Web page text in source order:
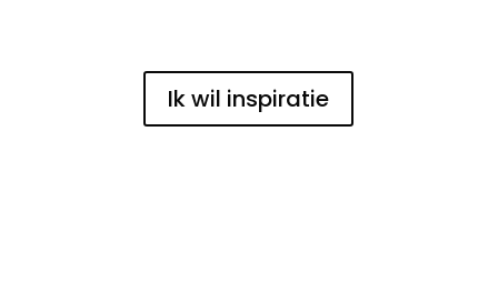
Ik wil inspiratie